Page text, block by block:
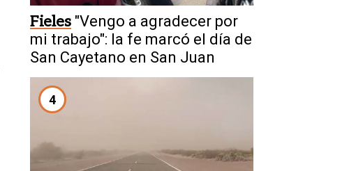
Fieles "Vengo a agradecer por
mi trabajo": la fe marcó el día de
San Cayetano en San Juan
4